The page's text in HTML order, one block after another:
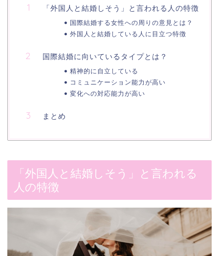
「外国人と結婚しそう」と言われる人の特徴
国際結婚する女性への周りの意見とは？
外国人と結婚している人に目立つ特徴
国際結婚に向いているタイプとは？
精神的に自立している
コミュニケーション能力が高い
変化への対応能力が高い
まとめ
「外国人と結婚しそう」と言われる
人の特徴